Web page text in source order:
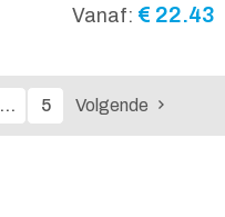
Vanaf: € 22.43
… 5 Volgende